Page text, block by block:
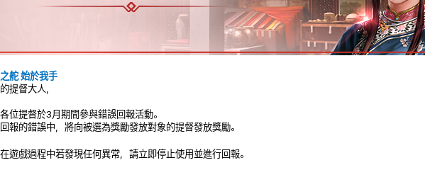
舵 始於我手
提督大人，
位提督於3月期間參與錯誤回報活動。
報的錯誤中，將向被選為獎勵發放對象的提督發放獎勵。
遊戲過程中若發現任何異常，請立即停止使用並進行回報。